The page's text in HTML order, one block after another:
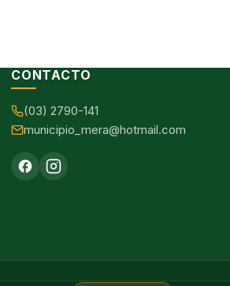
CONTACTO
(03) 2790-141
municipio_mera@hotmail.com